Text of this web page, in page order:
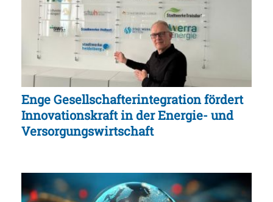
Enge Gesellschafterintegration fördert
Innovationskraft in der Energie- und
Versorgungswirtschaft